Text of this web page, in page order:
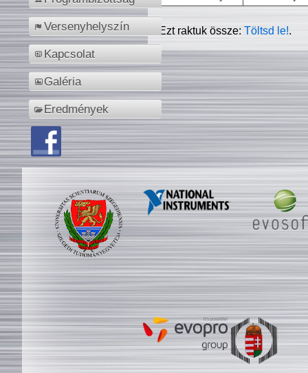
Versenyhelyszín
Kapcsolat
Galéria
Eredmények
Ezt raktuk össze:Töltsd le!.